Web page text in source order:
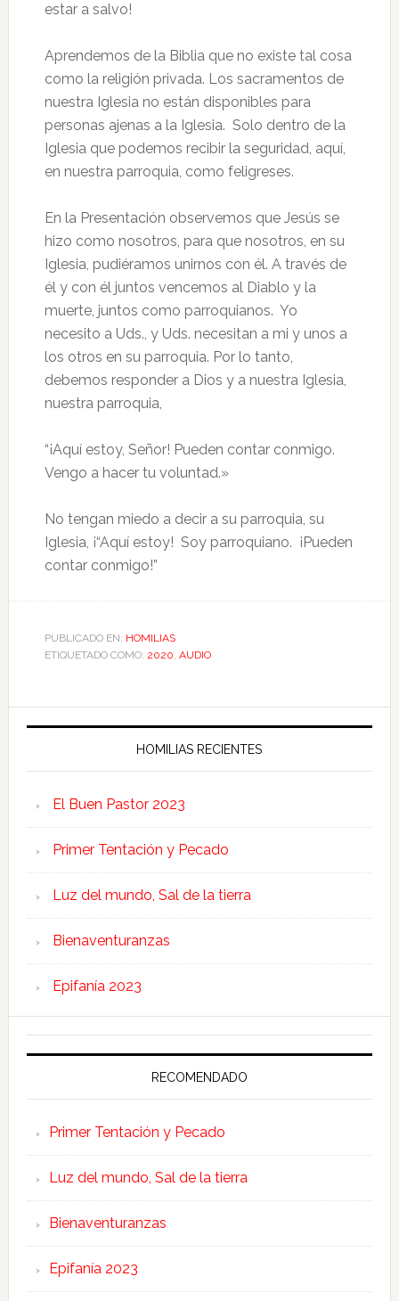
estar a salvo!
Aprendemos de la Biblia que no existe tal cosa
como la religión privada. Los sacramentos de
nuestra Iglesia no están disponibles para
personas ajenas a la Iglesia. Solo dentro de la
Iglesia que podemos recibir la seguridad, aquí,
en nuestra parroquia, como feligreses.
En la Presentación observemos que Jesús se
hizo como nosotros, para que nosotros, en su
Iglesia, pudiéramos unirnos con él. A través de
él y con él juntos vencemos al Diablo y la
muerte, juntos como parroquianos. Yo
necesito a Uds., y Uds. necesitan a mi y unos a
los otros en su parroquia. Por lo tanto,
debemos responder a Dios y a nuestra Iglesia,
nuestra parroquia,
“¡Aquí estoy, Señor! Pueden contar conmigo.
Vengo a hacer tu voluntad.»
No tengan miedo a decir a su parroquia, su
Iglesia, ¡“Aquí estoy! Soy parroquiano. ¡Pueden
contar conmigo!”
PUBLICADO EN: HOMILIAS
ETIQUETADO COMO: 2020, AUDIO
HOMILIAS RECIENTES
El Buen Pastor 2023
Primer Tentación y Pecado
Luz del mundo, Sal de la tierra
Bienaventuranzas
Epifanía 2023
RECOMENDADO
Primer Tentación y Pecado
Luz del mundo, Sal de la tierra
Bienaventuranzas
Epifanía 2023